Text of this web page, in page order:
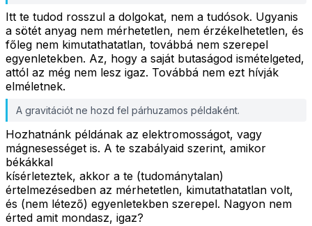
Itt te tudod rosszul a dolgokat, nem a tudósok. Ugyanis
a sötét anyag nem mérhetetlen, nem érzékelhetetlen, és
főleg nem kimutathatatlan, továbbá nem szerepel
egyenletekben. Az, hogy a saját butaságod ismételgeted,
attól az még nem lesz igaz. Továbbá nem ezt hívják
elméletnek.
A gravitációt ne hozd fel párhuzamos példaként.
Hozhatnánk példának az elektromosságot, vagy
mágnesességet is. A te szabályaid szerint, amikor
békákkal
kísérleteztek, akkor a te (tudománytalan)
értelmezésedben az mérhetetlen, kimutathatatlan volt,
és (nem létező) egyenletekben szerepel. Nagyon nem
érted amit mondasz, igaz?